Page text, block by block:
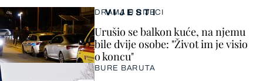
VIJESTI
DRAMA U RIJECI
Urušio se balkon kuće, na njemu
bile dvije osobe: "Život im je visio
o koncu"
BURE BARUTA